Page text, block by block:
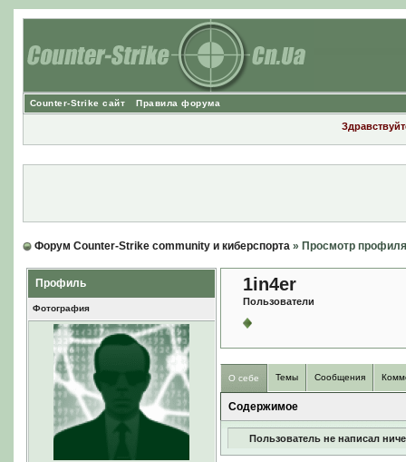
Counter-Strike сайт Правила форума
Форум Counter-Strike community и киберспорта» Просмотр профиля
Профиль
Фотография
1in4er
Пользователи
О себе Темы Сообщения
Содержимое
Пользователь не написал